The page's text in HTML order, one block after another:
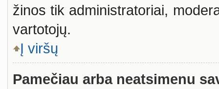
žinos tik administratoriai,
vartotojų.
Į viršų
Pamečiau arba neatsimenu